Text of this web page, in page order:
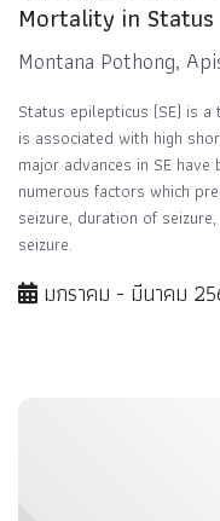
Mortality in
Montana Pothong,
Status epilepticus (SE) is
is associated with high
major advances in SE
numerous factors which
seizure, duration of
seizure.
มกราคม - มีนาคม